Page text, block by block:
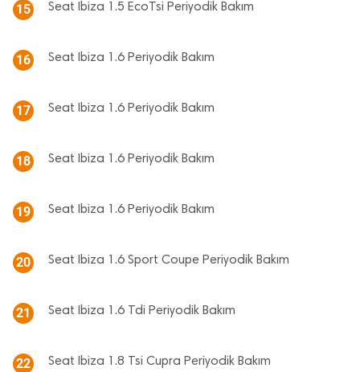
15 Seat Ibiza 1.5 EcoTsi Periyodik Bakım
16 Seat Ibiza 1.6 Periyodik Bakım
17 Seat Ibiza 1.6 Periyodik Bakım
18 Seat Ibiza 1.6 Periyodik Bakım
19 Seat Ibiza 1.6 Periyodik Bakım
20 Seat Ibiza 1.6 Sport Coupe Periyodik Bakım
21 Seat Ibiza 1.6 Tdi Periyodik Bakım
22 Seat Ibiza 1.8 Tsi Cupra Periyodik Bakım